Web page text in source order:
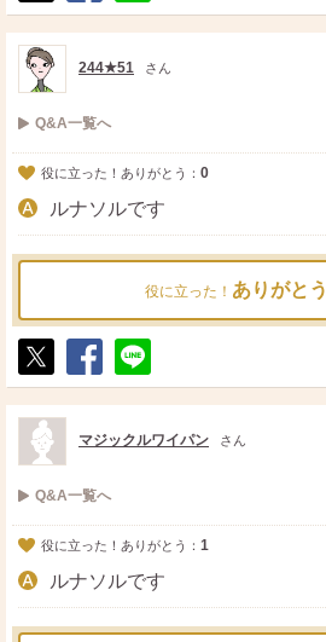
ポ
ス
ト
シ
ェ
送
る
244★51 さん
Q&A一覧へ
役に立った！ありがとう： 0
ルナソルです
役に立った！ ありがとう
ポ
ス
ト
シ
ェ
送
る
マジックルワイパン さん
Q&A一覧へ
役に立った！ありがとう： 1
ルナソルです